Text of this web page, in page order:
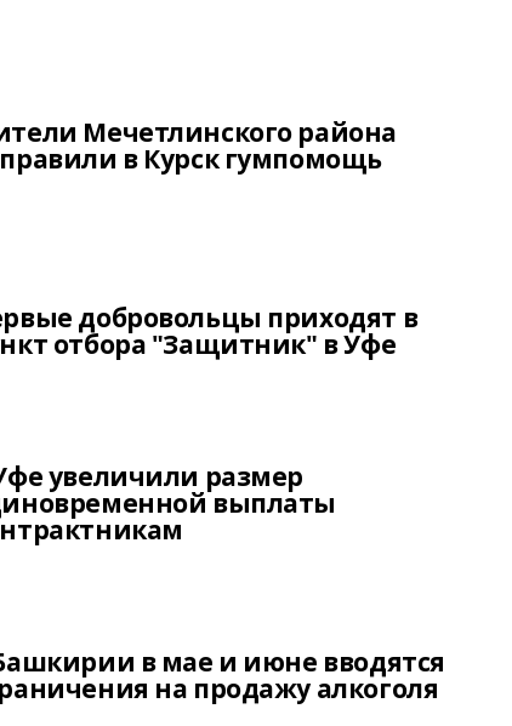
Мечетлинского района
в Курск гумпомощь
добровольцы приходят в
отбора "Защитник" в Уфе
увеличили размер
выплаты
в мае и июне вводятся
на продажу алкоголя